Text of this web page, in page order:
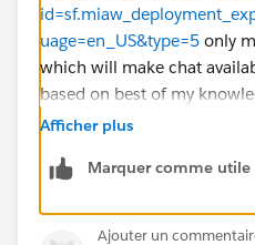
uage=en_US&type=5 only
which will make chat
based on best of my
component, you should be
footer. But if you drag into
try it and see how it goes.
Afficher plus
Marquer comme utile
Ajouter un